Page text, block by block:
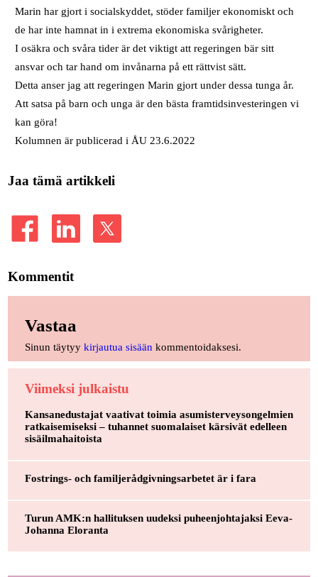
Marin har gjort i socialskyddet, stöder familjer ekonomiskt och
de har inte hamnat in i extrema ekonomiska svårigheter.
I osäkra och svåra tider är det viktigt att regeringen bär sitt
ansvar och tar hand om invånarna på ett rättvist sätt.
Detta anser jag att regeringen Marin gjort under dessa tunga år.
Att satsa på barn och unga är den bästa framtidsinvesteringen vi
kan göra!
Kolumnen är publicerad i ÅU 23.6.2022
Jaa tämä artikkeli
Kommentit
Vastaa
Sinun täytyy kirjautua sisään kommentoidaksesi.
Viimeksi julkaistu
Kansanedustajat vaativat toimia asumisterveysongelmien
ratkaisemiseksi – tuhannet suomalaiset kärsivät edelleen
sisäilmahaitoista
Fostrings- och familjerådgivningsarbetet är i fara
Turun AMK:n hallituksen uudeksi puheenjohtajaksi Eeva-
Johanna Eloranta